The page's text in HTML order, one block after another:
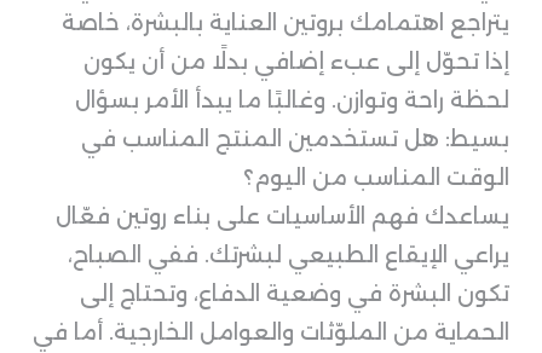
يتراجع اهتمامك بروتين العناية بالبشرة، خاصة
إذا تحوّل إلى عبء إضافي بدلًا من أن يكون
لحظة راحة وتوازن. وغالبًا ما يبدأ الأمر بسؤال
بسيط: هل تستخدمين المنتج المناسب في
الوقت المناسب من اليوم؟
يساعدك فهم الأساسيات على بناء روتين فعّال
يراعي الإيقاع الطبيعي لبشرتك. ففي الصباح،
تكون البشرة في وضعية الدفاع، وتحتاج إلى
الحماية من الملوّثات والعوامل الخارجية. أما في